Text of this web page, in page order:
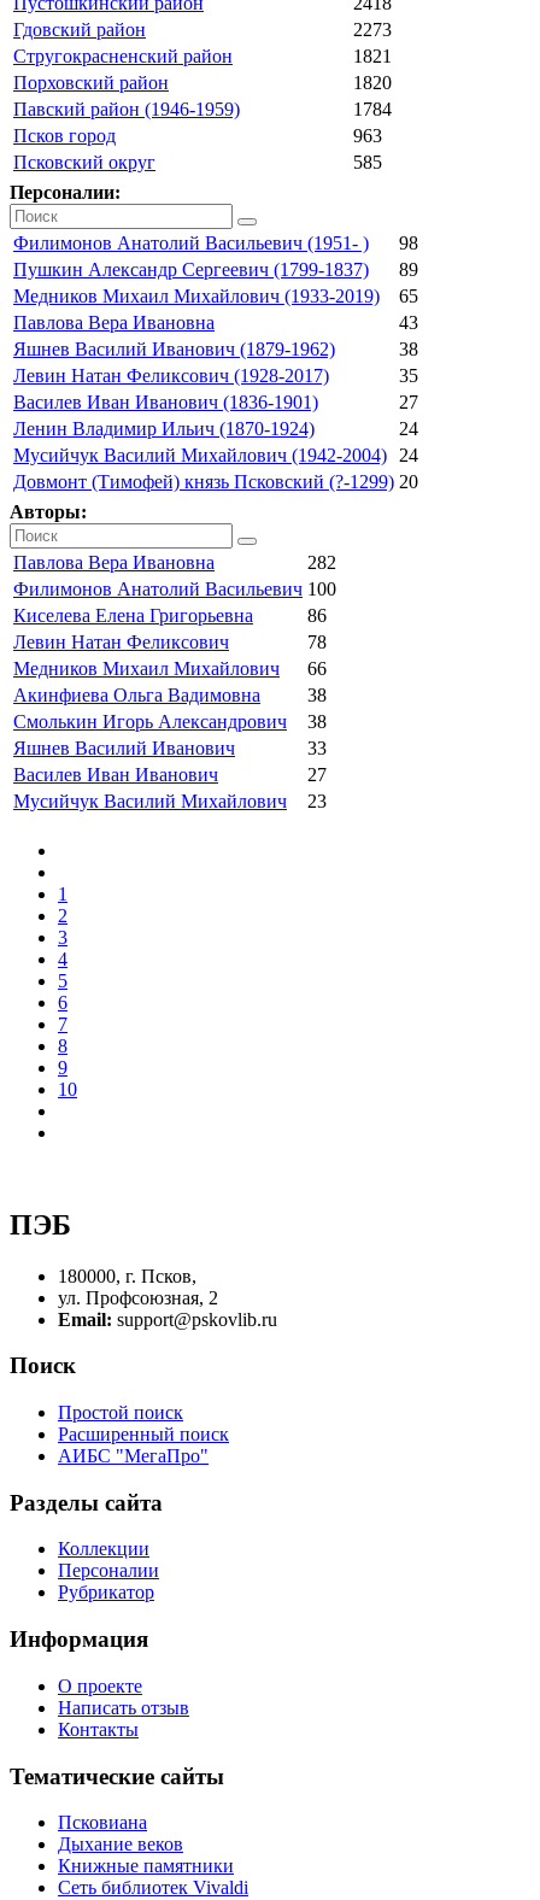
Гдовский район
2273
Стругокрасненский район
1821
Порховский район
1820
Павский район (1946-1959)
1784
Псков город
963
Псковский округ
585
Персоналии:
Филимонов Анатолий Васильевич (1951- )
98
Пушкин Александр Сергеевич (1799-1837)
89
Медников Михаил Михайлович (1933-2019)
65
Павлова Вера Ивановна
43
Яшнев Василий Иванович (1879-1962)
38
Левин Натан Феликсович (1928-2017)
35
Василев Иван Иванович (1836-1901)
27
Ленин Владимир Ильич (1870-1924)
24
Мусийчук Василий Михайлович (1942-2004)
24
Довмонт (Тимофей) князь Псковский (?-1299) 20
Авторы:
Павлова Вера Ивановна
282
Филимонов Анатолий Васильевич 100
Киселева Елена Григорьевна
86
Левин Натан Феликсович
78
Медников Михаил Михайлович
66
Акинфиева Ольга Вадимовна
38
Смолькин Игорь Александрович
38
Яшнев Василий Иванович
33
Василев Иван Иванович
27
Мусийчук Василий Михайлович
23
1
2
3
4
5
6
7
8
9
10
ПЭБ
180000, г. Псков,
ул. Профсоюзная, 2
Email: support@pskovlib.ru
Поиск
Простой поиск
Расширенный поиск
АИБС "МегаПро"
Разделы сайта
Коллекции
Персоналии
Рубрикатор
Информация
О проекте
Написать отзыв
Контакты
Тематические сайты
Псковиана
Дыхание веков
Книжные памятники
Сеть библиотек Vivaldi